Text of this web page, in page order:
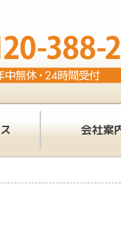
会社案